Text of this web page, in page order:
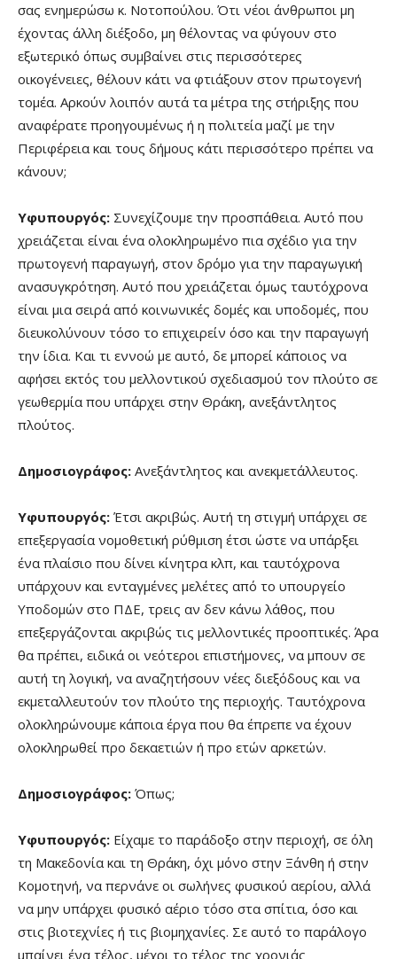
σας ενημερώσω κ. Νοτοπούλου. Ότι νέοι άνθρωποι μη
έχοντας άλλη διέξοδο, μη θέλοντας να φύγουν στο
εξωτερικό όπως συμβαίνει στις περισσότερες
οικογένειες, θέλουν κάτι να φτιάξουν στον πρωτογενή
τομέα. Αρκούν λοιπόν αυτά τα μέτρα της στήριξης που
αναφέρατε προηγουμένως ή η πολιτεία μαζί με την
Περιφέρεια και τους δήμους κάτι περισσότερο πρέπει να
κάνουν;
Υφυπουργός: Συνεχίζουμε την προσπάθεια. Αυτό που
χρειάζεται είναι ένα ολοκληρωμένο πια σχέδιο για την
πρωτογενή παραγωγή, στον δρόμο για την παραγωγική
ανασυγκρότηση. Αυτό που χρειάζεται όμως ταυτόχρονα
είναι μια σειρά από κοινωνικές δομές και υποδομές, που
διευκολύνουν τόσο το επιχειρείν όσο και την παραγωγή
την ίδια. Και τι εννοώ με αυτό, δε μπορεί κάποιος να
αφήσει εκτός του μελλοντικού σχεδιασμού τον πλούτο σε
γεωθερμία που υπάρχει στην Θράκη, ανεξάντλητος
πλούτος.
Δημοσιογράφος: Ανεξάντλητος και ανεκμετάλλευτος.
Υφυπουργός: Έτσι ακριβώς. Αυτή τη στιγμή υπάρχει σε
επεξεργασία νομοθετική ρύθμιση έτσι ώστε να υπάρξει
ένα πλαίσιο που δίνει κίνητρα κλπ, και ταυτόχρονα
υπάρχουν και ενταγμένες μελέτες από το υπουργείο
Υποδομών στο ΠΔΕ, τρεις αν δεν κάνω λάθος, που
επεξεργάζονται ακριβώς τις μελλοντικές προοπτικές. Άρα
θα πρέπει, ειδικά οι νεότεροι επιστήμονες, να μπουν σε
αυτή τη λογική, να αναζητήσουν νέες διεξόδους και να
εκμεταλλευτούν τον πλούτο της περιοχής. Ταυτόχρονα
ολοκληρώνουμε κάποια έργα που θα έπρεπε να έχουν
ολοκληρωθεί προ δεκαετιών ή προ ετών αρκετών.
Δημοσιογράφος: Όπως;
Υφυπουργός: Είχαμε το παράδοξο στην περιοχή, σε όλη
τη Μακεδονία και τη Θράκη, όχι μόνο στην Ξάνθη ή στην
Κομοτηνή, να περνάνε οι σωλήνες φυσικού αερίου, αλλά
να μην υπάρχει φυσικό αέριο τόσο στα σπίτια, όσο και
στις βιοτεχνίες ή τις βιομηχανίες. Σε αυτό το παράλογο
μπαίνει ένα τέλος, μέχρι το τέλος της χρονιάς